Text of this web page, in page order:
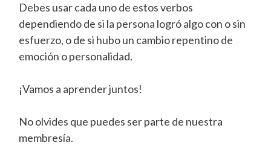
Debes usar cada uno de estos verbos
dependiendo de si la persona logró algo con o sin
esfuerzo, o de si hubo un cambio repentino de
emoción o personalidad.
¡Vamos a aprender juntos!
No olvides que puedes ser parte de nuestra
membresía.